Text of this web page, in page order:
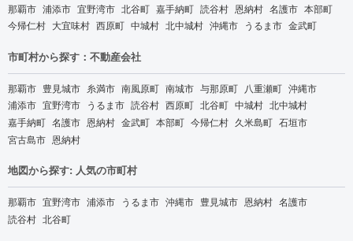
那覇市 浦添市 宜野湾市 北谷町 嘉手納町 読谷村 恩納村 名護市 本部町
今帰仁村 大宜味村 西原町 中城村 北中城村 沖縄市 うるま市 金武町
市町村から探す：不動産会社
那覇市 豊見城市 糸満市 南風原町 南城市 与那原町 八重瀬町 沖縄市
浦添市 宜野湾市 うるま市 読谷村 西原町 北谷町 中城村 北中城村
嘉手納町 名護市 恩納村 金武町 本部町 今帰仁村 久米島町 石垣市
宮古島市 恩納村
地図から探す: 人気の市町村
那覇市 宜野湾市 浦添市 うるま市 沖縄市 豊見城市 恩納村 名護市
読谷村 北谷町